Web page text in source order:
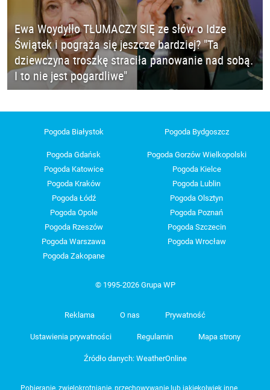
Ewa Woydyłło TŁUMACZY SIĘ ze słów o Idze
Świątek i pogrąża się jeszcze bardziej? "Ta
dziewczyna troszkę straciła panowanie nad sobą.
I to nie jest pogardliwe"
Pogoda Białystok Pogoda Bydgoszcz
Pogoda Gdańsk
Pogoda Gorzów Wielkopolski
Pogoda Katowice
Pogoda Kielce
Pogoda Kraków
Pogoda Lublin
Pogoda Łódź
Pogoda Olsztyn
Pogoda Opole
Pogoda Poznań
Pogoda Rzeszów
Pogoda Szczecin
Pogoda Warszawa
Pogoda Wrocław
Pogoda Zakopane
© 1995-2026 Grupa WP
Reklama O nas Prywatność
Ustawienia prywatności Regulamin Mapa strony
Źródło danych: WeatherOnline
Pobieranie, zwielokrotnianie, przechowywanie lub jakiekolwiek inne